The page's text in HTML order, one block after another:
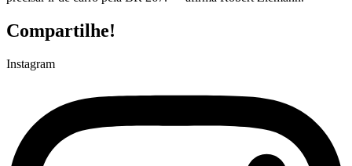
Compartilhe!
Instagram